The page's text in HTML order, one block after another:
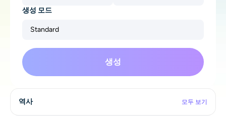
AI 대체서
AI 색칠
생성 모드
Standard
생성
역사 모두 보기